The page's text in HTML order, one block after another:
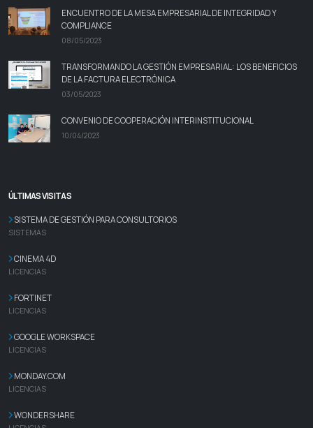
ENCUENTRO DE LA MESA EMPRESARIAL DE INTEGRIDAD Y
COMPLIANCE
08/05/2023
TRANSFORMANDO LA GESTIÓN EMPRESARIAL: LOS BENEFICIOS
DE LA FACTURA ELECTRÓNICA
03/05/2023
CONVENIO DE COOPERACIÓN INTERINSTITUCIONAL
10/04/2023
ÚLTIMAS VISITAS
SISTEMA DE GESTIÓN PARA CONSULTORIOS
SISTEMAS
CINEMA 4D
LICENCIAS
FORTINET
LICENCIAS
GOOGLE WORKSPACE
LICENCIAS
MONDAY.COM
LICENCIAS
WONDERSHARE